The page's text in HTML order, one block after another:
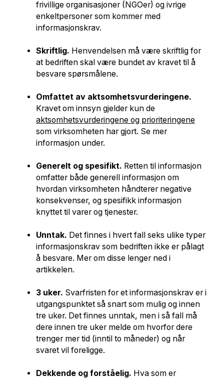
frivillige organisasjoner (NGOer) og ivrige
enkeltpersoner som kommer med
informasjonskrav.
Skriftlig. Henvendelsen må være skriftlig for
at bedriften skal være bundet av kravet til å
besvare spørsmålene.
Omfattet av aktsomhetsvurderingene.
Kravet om innsyn gjelder kun de
aktsomhetsvurderingene og prioriteringene
som virksomheten har gjort. Se mer
informasjon under.
Generelt og spesifikt. Retten til informasjon
omfatter både generell informasjon om
hvordan virksomheten håndterer negative
konsekvenser, og spesifikk informasjon
knyttet til varer og tjenester.
Unntak. Det finnes i hvert fall seks ulike typer
informasjonskrav som bedriften ikke er pålagt
å besvare. Mer om disse lenger ned i
artikkelen.
3 uker. Svarfristen for et informasjonskrav er i
utgangspunktet så snart som mulig og innen
tre uker. Det finnes unntak, men i så fall må
dere innen tre uker melde om hvorfor dere
trenger mer tid (inntil to måneder) og når
svaret vil foreligge.
Dekkende og forståelig. Hva som er